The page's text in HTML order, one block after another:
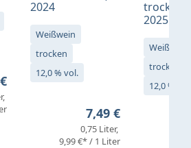
Preis:
2024
Weißwein
trocken
12,0 % vol.
Regulärer Preis:
7,49 €
0,75 Liter
9,99 €* / 1 Liter
trocken
2025
Weißwein
trocken
12,0 % vol.